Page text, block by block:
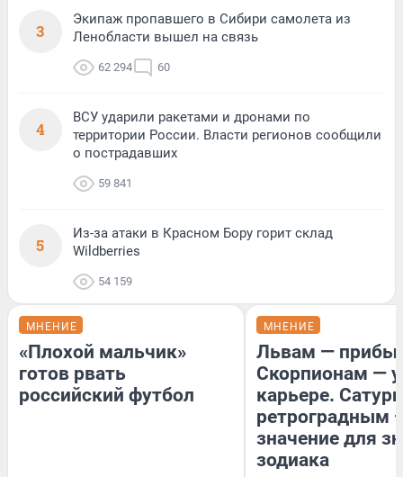
3
Экипаж пропавшего в Сибири самолета из
Ленобласти вышел на связь
62 294 60
4
ВСУ ударили ракетами и дронами по
территории России. Власти регионов сообщили
о пострадавших
59 841
5
Из-за атаки в Красном Бору горит склад
Wildberries
54 159
МНЕНИЕ
«Плохой мальчик»
готов рвать
российский футбол
МНЕНИЕ
Львам —
Скорпионам —
карьере.
ретроградным
значение для
зодиака